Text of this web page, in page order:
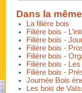
Dans la
La filière bois
Filière bois -
Filière bois -
Filière bois -
Filière bois -
Filière bois -
Filière bois -
Journée Bois
Les bois de